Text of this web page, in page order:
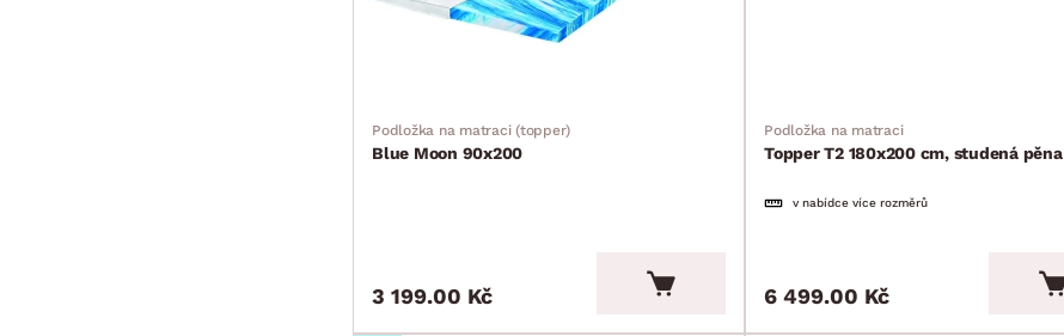
Podložka na matraci (topper)
Blue Moon 90x200
3 199.00 Kč
Podložka na matraci
Topper T2 180x200 cm, studená pěna
v nabídce více rozměrů
6 499.00 Kč